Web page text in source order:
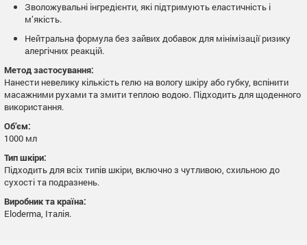
Зволожувальні інгредієнти, які підтримують еластичність і
м’якість.
Нейтральна формула без зайвих добавок для мінімізації ризику
алергічних реакцій.
Метод застосування:
Нанести невелику кількість гелю на вологу шкіру або губку, вспінити
масажними рухами та змити теплою водою. Підходить для щоденного
використання.
Об’єм:
1000 мл
Тип шкіри:
Підходить для всіх типів шкіри, включно з чутливою, схильною до
сухості та подразнень.
Виробник та країна:
Eloderma, Італія.